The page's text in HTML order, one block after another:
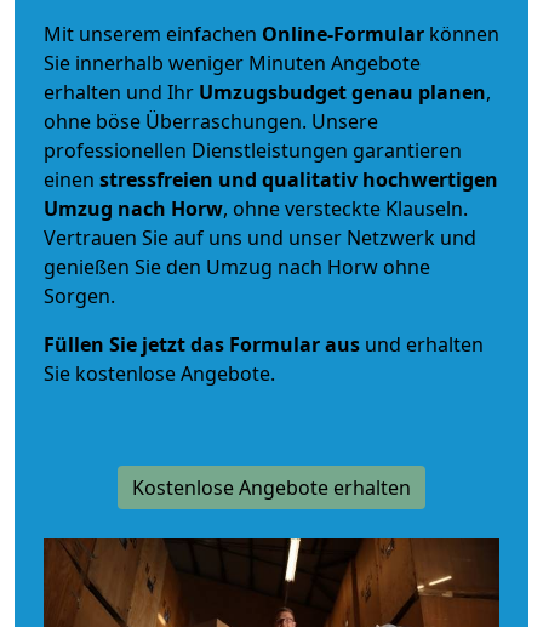
Mit unserem einfachen Online-Formular können
Sie innerhalb weniger Minuten Angebote
erhalten und Ihr Umzugsbudgetgenau planen,
ohne böse Überraschungen. Unsere
professionellen Dienstleistungen garantieren
einen stressfreien und qualitativ hochwertigen
Umzug nach Horw, ohne versteckte Klauseln.
Vertrauen Sie auf uns und unser Netzwerk und
genießen Sie den Umzug nach Horw ohne
Sorgen.
Füllen Sie jetzt das Formular aus und erhalten
Sie kostenlose Angebote.
Kostenlose Angebote erhalten